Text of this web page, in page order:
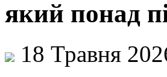
який понад
18 Травня